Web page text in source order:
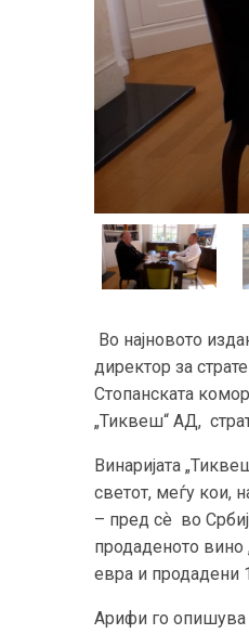
Во најновото
директор за
Стопанската
„Тиквеш“ АД,
Винаријата
светот, меѓу кои,
– пред сѐ во
продаденото
евра и продадени
Арифи го опишува